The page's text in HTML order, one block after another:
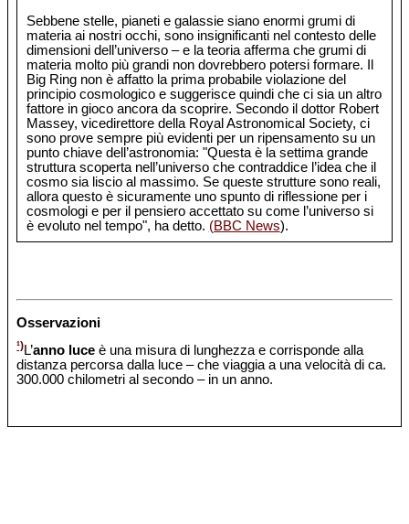
Sebbene stelle, pianeti e galassie siano enormi grumi di
materia ai nostri occhi, sono insignificanti nel contesto delle
dimensioni dell’universo – e la teoria afferma che grumi di
materia molto più grandi non dovrebbero potersi formare. Il
Big Ring non è affatto la prima probabile violazione del
principio cosmologico e suggerisce quindi che ci sia un altro
fattore in gioco ancora da scoprire. Secondo il dottor Robert
Massey, vicedirettore della Royal Astronomical Society, ci
sono prove sempre più evidenti per un ripensamento su un
punto chiave dell’astronomia: "Questa è la settima grande
struttura scoperta nell’universo che contraddice l’idea che il
cosmo sia liscio al massimo. Se queste strutture sono reali,
allora questo è sicuramente uno spunto di riflessione per i
cosmologi e per il pensiero accettato su come l’universo si
è evoluto nel tempo", ha detto. (BBC News).
Osservazioni
¹)L’anno luce è una misura di lunghezza e corrisponde alla
distanza percorsa dalla luce – che viaggia a una velocità di ca.
300.000 chilometri al secondo – in un anno.